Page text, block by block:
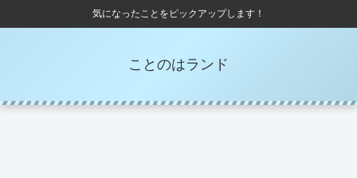
気になったことをピックアップします！
ことのはランド